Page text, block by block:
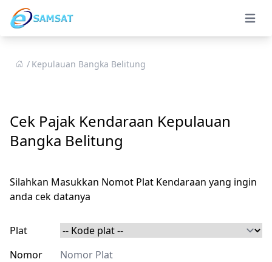
Open
Kepulauan Bangka Belitung
Cek Pajak Kendaraan Kepulauan
Bangka Belitung
Silahkan Masukkan Nomot Plat Kendaraan yang ingin
anda cek datanya
Plat
Nomor